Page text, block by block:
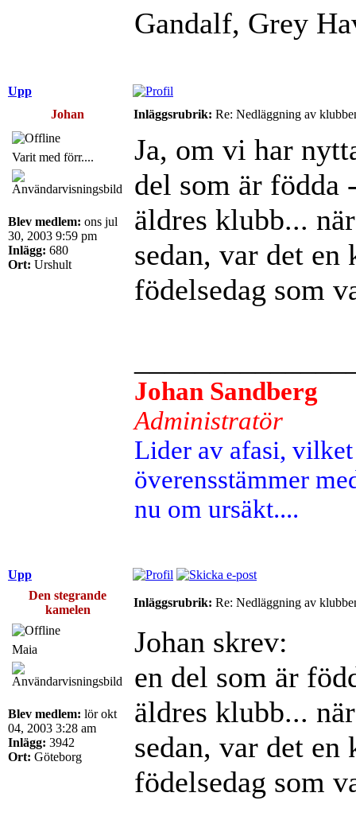
Gandalf, Grey
Upp
Johan
Inläggsrubrik: Re: Nedläggning av
Varit med förr....
Blev medlem: ons jul
30, 2003 9:59 pm
Inlägg: 680
Ort: Urshult
Ja, om vi har
del som är födda
äldres klubb...
sedan, var det
födelsedag som
Johan Sandberg
Administratör
Lider av afasi,
överensstämmer
nu om ursäkt....
Upp
Den stegrande
kamelen
Inläggsrubrik: Re: Nedläggning av
Maia
Blev medlem: lör okt
04, 2003 3:28 am
Inlägg: 3942
Ort: Göteborg
Johan skrev:
en del som är
äldres klubb...
sedan, var det
födelsedag som